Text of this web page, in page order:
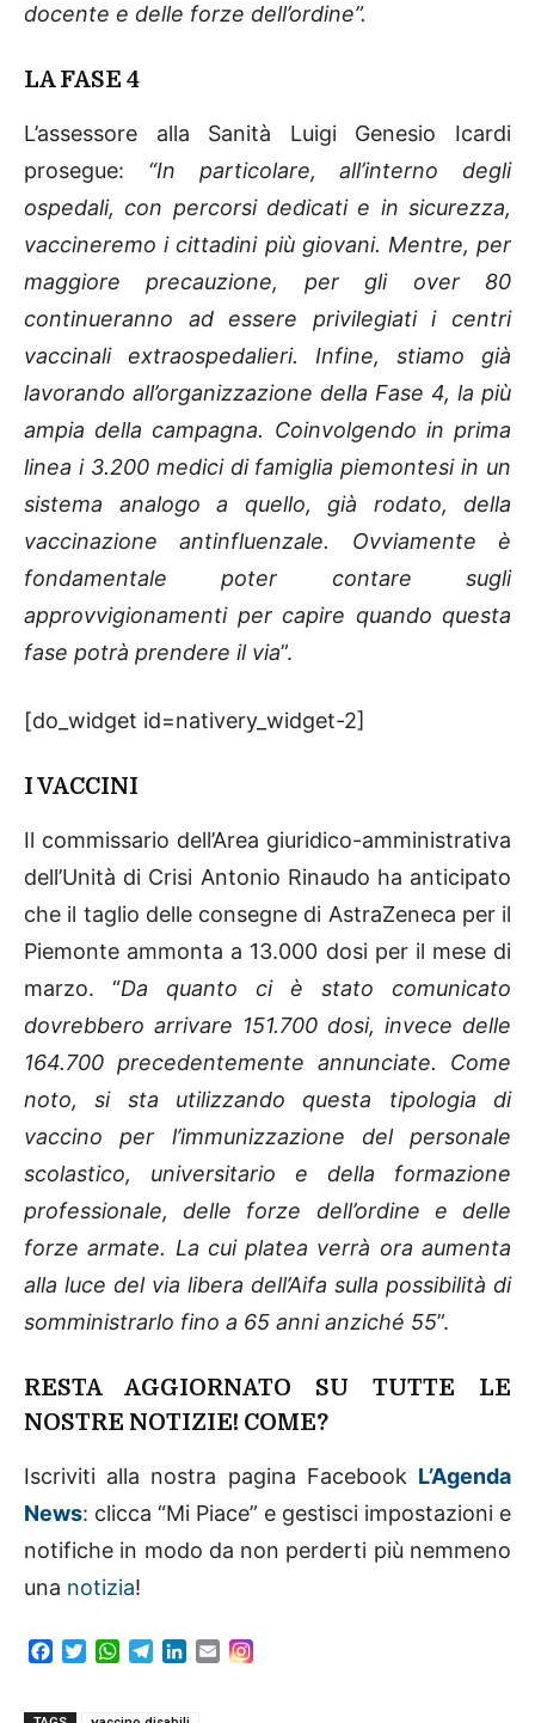
docente e delle forze dell’ordine”.
LA FASE 4
L’assessore alla Sanità Luigi Genesio Icardi
prosegue: “In particolare, all’interno degli
ospedali, con percorsi dedicati e in sicurezza,
vaccineremo i cittadini più giovani. Mentre, per
maggiore precauzione, per gli over 80
continueranno ad essere privilegiati i centri
vaccinali extraospedalieri. Infine, stiamo già
lavorando all’organizzazione della Fase 4, la più
ampia della campagna. Coinvolgendo in prima
linea i 3.200 medici di famiglia piemontesi in un
sistema analogo a quello, già rodato, della
vaccinazione antinfluenzale. Ovviamente è
fondamentale poter contare sugli
approvvigionamenti per capire quando questa
fase potrà prendere il via”.
[do_widget id=nativery_widget-2]
I VACCINI
Il commissario dell’Area giuridico-amministrativa
dell’Unità di Crisi Antonio Rinaudo ha anticipato
che il taglio delle consegne di AstraZeneca per il
Piemonte ammonta a 13.000 dosi per il mese di
marzo. “Da quanto ci è stato comunicato
dovrebbero arrivare 151.700 dosi, invece delle
164.700 precedentemente annunciate. Come
noto, si sta utilizzando questa tipologia di
vaccino per l’immunizzazione del personale
scolastico, universitario e della formazione
professionale, delle forze dell’ordine e delle
forze armate. La cui platea verrà ora aumenta
alla luce del via libera dell’Aifa sulla possibilità di
somministrarlo fino a 65 anni anziché 55”.
RESTA AGGIORNATO SU TUTTE LE
NOSTRE NOTIZIE! COME?
Iscriviti alla nostra pagina Facebook L’Agenda
News: clicca “Mi Piace” e gestisci impostazioni e
notifiche in modo da non perderti più nemmeno
una notizia!
W
E